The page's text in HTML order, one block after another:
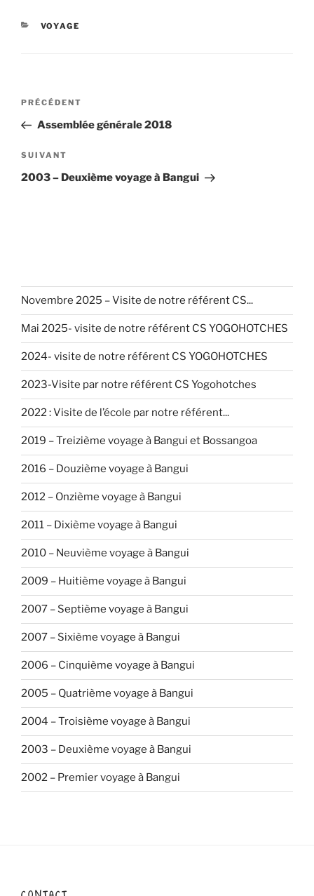
CATÉGORIES
VOYAGE
Navigation
l’article
Article
précédent
PRÉCÉDENT
Assemblée générale 2018
Article
suivant
SUIVANT
2003 – Deuxième voyage à Bangui
Novembre 2025 – Visite de notre référent CS...
Mai 2025- visite de notre référent CS YOGOHOTCHES
2024- visite de notre référent CS YOGOHOTCHES
2023-Visite par notre référent CS Yogohotches
2022 : Visite de l’école par notre référent...
2019 – Treizième voyage à Bangui et Bossangoa
2016 – Douzième voyage à Bangui
2012 – Onzième voyage à Bangui
2011 – Dixième voyage à Bangui
2010 – Neuvième voyage à Bangui
2009 – Huitième voyage à Bangui
2007 – Septième voyage à Bangui
2007 – Sixième voyage à Bangui
2006 – Cinquième voyage à Bangui
2005 – Quatrième voyage à Bangui
2004 – Troisième voyage à Bangui
2003 – Deuxième voyage à Bangui
2002 – Premier voyage à Bangui